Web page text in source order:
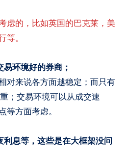
虑的，比如英国的巴克莱，美
等。
环境好的券商；
对来说各方面越稳定；而只有
；交易环境可以从成交速
等方面考虑。
息等，这些是在大框架没问